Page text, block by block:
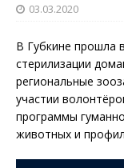
03.03.2020
В Губкине прошла
стерилизации
региональные
участии
программы
животных и